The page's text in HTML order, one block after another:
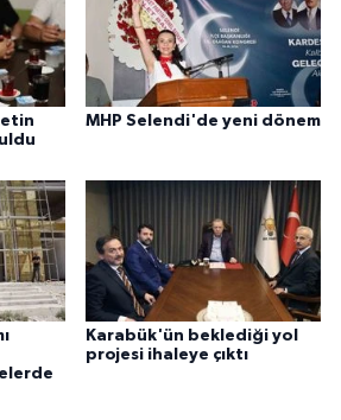
MHP Selendi'de yeni dönem
Karabük'ün beklediği yol
projesi ihaleye çıktı